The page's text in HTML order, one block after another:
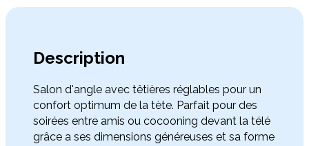
Description
Salon d'angle avec têtières réglables pour un
confort optimum de la tète. Parfait pour des
soirées entre amis ou cocooning devant la télé
grâce a ses dimensions généreuses et sa forme